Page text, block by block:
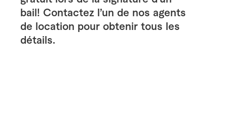
bail! Contactez l’un de nos agents
de location pour obtenir tous les
détails.